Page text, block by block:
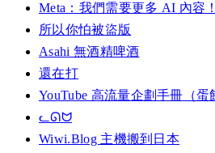
Meta：我們需要更多 AI 內容！
所以你怕被盜版
Asahi 無酒精啤酒
還在打
YouTube 高流量企劃手冊（蛋
ᓚᘏᗢ
Wiwi.Blog 主機搬到日本